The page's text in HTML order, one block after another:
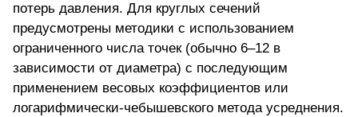
потерь давления. Для круглых сечений
предусмотрены методики с использованием
ограниченного числа точек (обычно 6–12 в
зависимости от диаметра) с последующим
применением весовых коэффициентов или
логарифмически-чебышевского метода усреднения.